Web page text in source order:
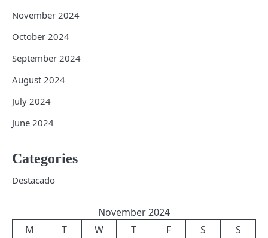
November 2024
October 2024
September 2024
August 2024
July 2024
June 2024
Categories
Destacado
November 2024
M
T W T F S
S